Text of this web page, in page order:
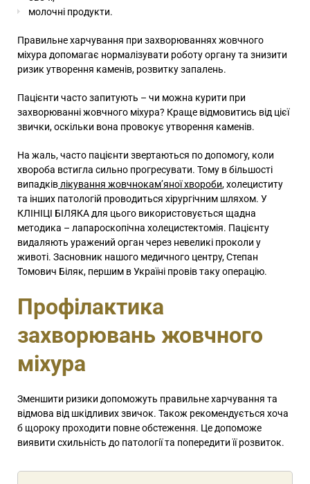
молочні продукти.
Правильне харчування при захворюваннях жовчного
міхура допомагає нормалізувати роботу органу та знизити
ризик утворення каменів, розвитку запалень.
Пацієнти часто запитують – чи можна курити при
захворюванні жовчного міхура? Краще відмовитись від цієї
звички, оскільки вона провокує утворення каменів.
На жаль, часто пацієнти звертаються по допомогу, коли
хвороба встигла сильно прогресувати. Тому в більшості
випадківлікування жовчнокам’яної хвороби, холециститу
та інших патологій проводиться хірургічним шляхом. У
КЛІНІЦІ БІЛЯКА для цього використовується щадна
методика – лапароскопічна холецистектомія. Пацієнту
видаляють уражений орган через невеликі проколи у
животі. Засновник нашого медичного центру, Степан
Томович Біляк, першим в Україні провів таку операцію.
Профілактика
захворювань жовчного
міхура
Зменшити ризики допоможуть правильне харчування та
відмова від шкідливих звичок. Також рекомендується хоча
б щороку проходити повне обстеження. Це допоможе
виявити схильність до патології та попередити її розвиток.